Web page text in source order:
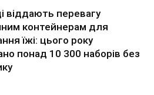
віддають перевагу
контейнерам для
їжі: цього року
понад 10 300 наборів без